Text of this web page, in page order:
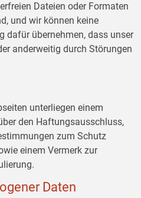
Dateien oder Formaten
und wir können keine
dafür übernehmen, dass unser
anderweitig durch Störungen
unterliegen einem
den Haftungsausschluss,
zum Schutz
einem Vermerk zur
Daten